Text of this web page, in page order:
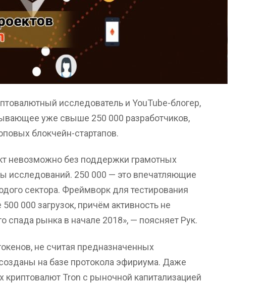
исследователь и YouTube-блогер,
уже свыше 250 000 разработчиков,
блокчейн-стартапов.
невозможно без поддержки грамотных
исследований. 250 000 — это впечатляющие
сектора. Фреймворк для тестирования
000 загрузок, причём активность не
спада рынка в начале 2018», — поясняет Рук.
не считая предназначенных
на базе протокола эфириума. Даже
криптовалют Tron с рыночной капитализацией